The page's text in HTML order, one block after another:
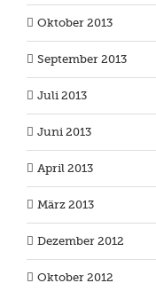
Oktober 2013
September 2013
Juli 2013
Juni 2013
April 2013
März 2013
Dezember 2012
Oktober 2012